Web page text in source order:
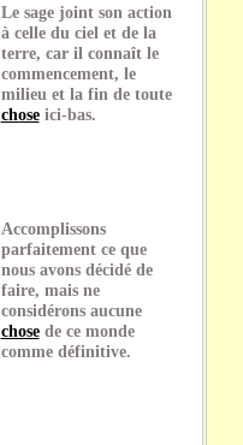
Le sage joint son action
à celle du ciel et de la
terre, car il connaît le
commencement, le
milieu et la fin de toute
choseici-bas.
Accomplissons
parfaitement ce que
nous avons décidé de
faire, mais ne
considérons aucune
chosede ce monde
comme définitive.